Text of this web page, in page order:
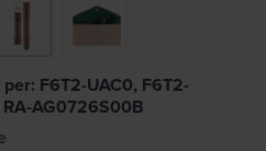
F6T2-UAC0, F6T2-
AG0726S00B